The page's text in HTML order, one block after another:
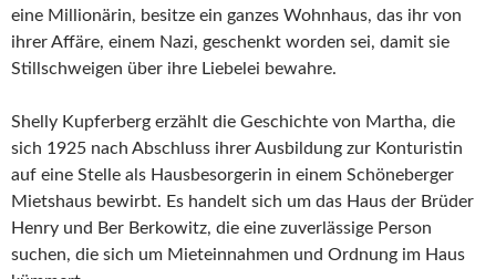
eine Millionärin, besitze ein ganzes Wohnhaus, das ihr von
ihrer Affäre, einem Nazi, geschenkt worden sei, damit sie
Stillschweigen über ihre Liebelei bewahre.
Shelly Kupferberg erzählt die Geschichte von Martha, die
sich 1925 nach Abschluss ihrer Ausbildung zur Konturistin
auf eine Stelle als Hausbesorgerin in einem Schöneberger
Mietshaus bewirbt. Es handelt sich um das Haus der Brüder
Henry und Ber Berkowitz, die eine zuverlässige Person
suchen, die sich um Mieteinnahmen und Ordnung im Haus